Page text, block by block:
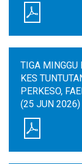
TIGA MINGGU
KES
PERKESO,
(25 JUN 2026)